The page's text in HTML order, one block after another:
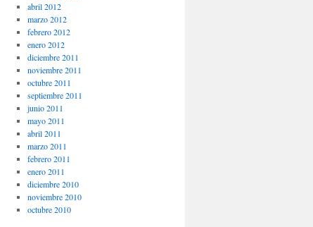
abril 2012
marzo 2012
febrero 2012
enero 2012
diciembre 2011
noviembre 2011
octubre 2011
septiembre 2011
junio 2011
mayo 2011
abril 2011
marzo 2011
febrero 2011
enero 2011
diciembre 2010
noviembre 2010
octubre 2010